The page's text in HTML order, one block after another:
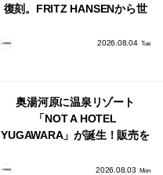
復刻。FRITZ HANSENから世
2026.08.04 Tue
奥湯河原に温泉リゾート
「NOT A HOTEL
YUGAWARA」が誕生！販売を
2026.08.03 Mon